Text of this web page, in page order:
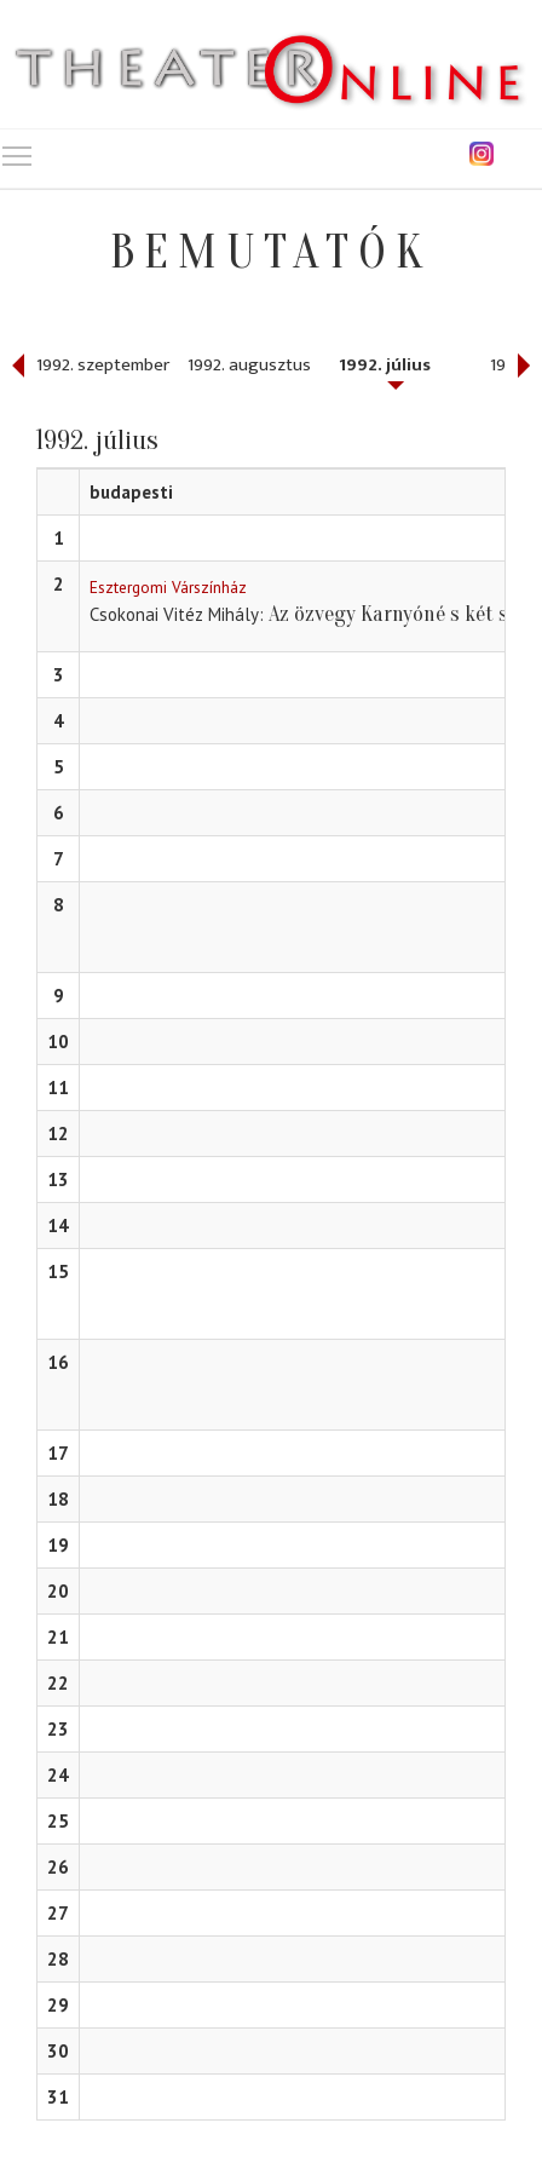
BEMUTATÓK
1992. szeptember 1992. augusztus 1992. július 1992.
1992. július
budapesti
1
2
Esztergomi Várszínház
Csokonai Vitéz Mihály Az özvegy Karnyóné s két
3
4
5
6
7
8
9
10
11
12
13
14
15
16
17
18
19
20
21
22
23
24
25
26
27
28
29
30
31